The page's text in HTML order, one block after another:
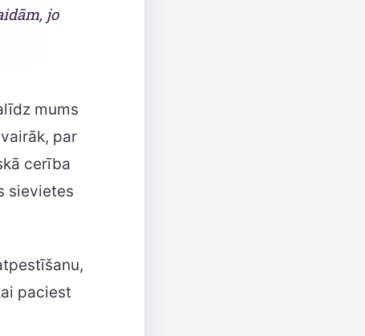
jo
mums
par
cerība
sievietes
paciest